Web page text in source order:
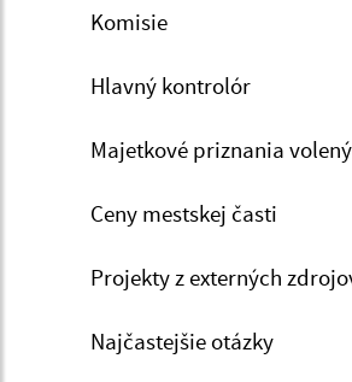
Komisie
Hlavný kontrolór
Majetkové priznania
Ceny mestskej časti
Projekty z externých
Najčastejšie otázky